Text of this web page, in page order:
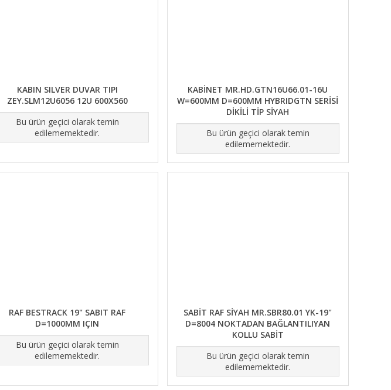
KABIN SILVER DUVAR TIPI
ZEY.SLM12U6056 12U 600X560
Bu ürün geçici olarak temin
edilememektedir.
KABİNET MR.HD.GTN16U66.01-16U
W=600MM D=600MM HYBRIDGTN SERİSİ
DİKİLİ TİP SİYAH
Bu ürün geçici olarak temin
edilememektedir.
RAF BESTRACK 19" SABIT RAF
D=1000MM IÇIN
Bu ürün geçici olarak temin
edilememektedir.
SABİT RAF SİYAH MR.SBR80.01 YK-19"
D=8004 NOKTADAN BAĞLANTILIYAN
KOLLU SABİT
Bu ürün geçici olarak temin
edilememektedir.